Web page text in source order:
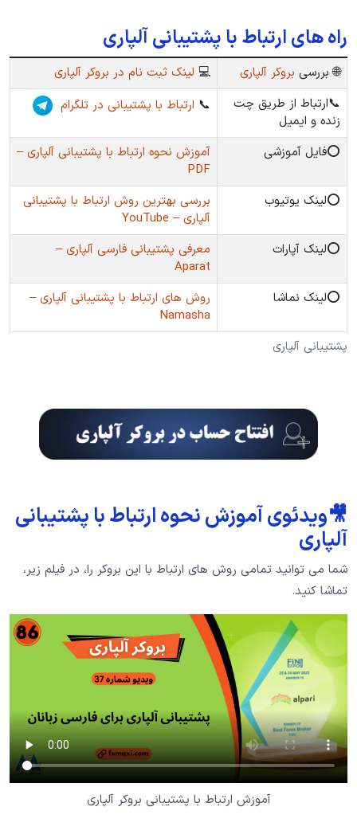
راه های ارتباط با پشتیبانی آلپاری
پشتیبانی آلپاری
🌐 بررسی بروکر آلپاری 💻 لینک ثبت نام در بروکر آلپاری
📞ارتباط از طریق چت
زنده و ایمیل
📞 ارتباط با پشتیبانی در تلگرام
⭕️فایل آموزشی
آموزش نحوه ارتباط با پشتیبانی آلپاری –
PDF
⭕️لینک یوتیوب
بررسی بهترین روش ارتباط با پشتیبانی
آلپاری – YouTube
⭕️لینک آپارات
معرفی پشتیبانی فارسی آلپاری –
Aparat
⭕️لینک نماشا
روش های ارتباط با پشتیبانی آلپاری –
Namasha
🎥ویدئوی آموزش نحوه ارتباط با پشتیبانی
آلپاری
شما می توانید تمامی روش های ارتباط با این بروکر را، در فیلم زیر،
تماشا کنید.
آموزش ارتباط با پشتیبانی بروکر آلپاری